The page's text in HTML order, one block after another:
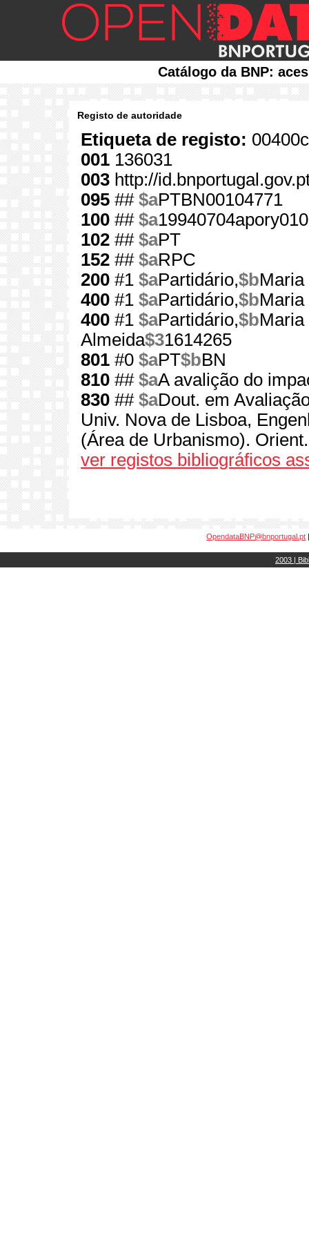
Catálogo da BNP:
Registo de autoridade
Etiqueta de registo:
001 136031
003 http://
095 ## $aPTBN00104771
100 ## $a
102 ## $aPT
152 ## $aRPC
200 #1 $aPartidário,$bMaria
400 #1 $aPartidário,$b
400 #1 $aPartidário,$bMaria
Almeida$31614265
801 #0 $aPT$bBN
810 ## $aA avalição do
830 ## $aDout. em
Univ. Nova de Lisboa,
(Área de Urbanismo).
ver registos bibliográficos
OpendataBNP@bnportugal.pt
2003 |